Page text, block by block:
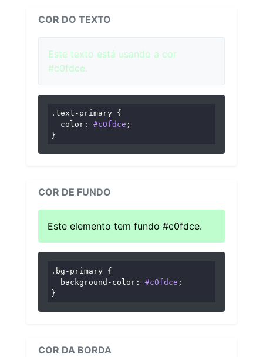
COR DO TEXTO
Este texto está usando a cor
#c0fdce.
.text-primary {
color : #c0fdce ;
}
COR DE FUNDO
Este elemento tem fundo #c0fdce.
.bg-primary {
background-color : #c0fdce ;
}
COR DA BORDA